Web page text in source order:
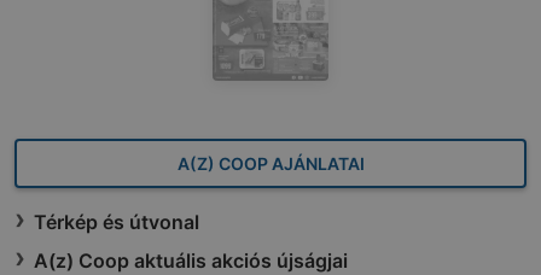
A(Z) COOP AJÁNLATAI
Térkép és útvonal
A(z) Coop aktuális akciós újságjai